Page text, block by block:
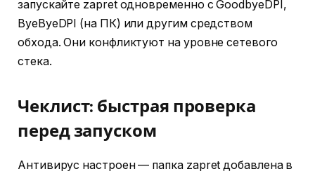
запускайте zapret одновременно с GoodbyeDPI,
ByeByeDPI (на ПК) или другим средством
обхода. Они конфликтуют на уровне сетевого
стека.
Чеклист: быстрая проверка
перед запуском
Антивирус настроен — папка zapret добавлена в